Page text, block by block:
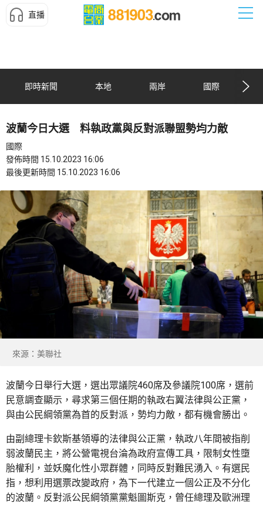
直播
即時新聞 本地 兩岸 國際
波蘭今日大選 料執政黨與反對派聯盟勢均力敵
國際
發佈時間 15.10.2023 16:06
最後更新時間 15.10.2023 16:06
來源：美聯社
波蘭今日舉行大選，選出眾議院460席及參議院100席，選前
民意調查顯示，尋求第三個任期的執政右翼法律與公正黨，
與由公民綱領黨為首的反對派，勢均力敵，都有機會勝出。
由副總理卡欽斯基領導的法律與公正黨，執政八年間被指削
弱波蘭民主，將公營電視台淪為政府宣傳工具，限制女性墮
胎權利，並妖魔化性小眾群體，同時反對難民湧入。有選民
指，想利用選票改變政府，為下一代建立一個公正及不分化
的波蘭。反對派公民綱領黨黨魁圖斯克，曾任總理及歐洲理